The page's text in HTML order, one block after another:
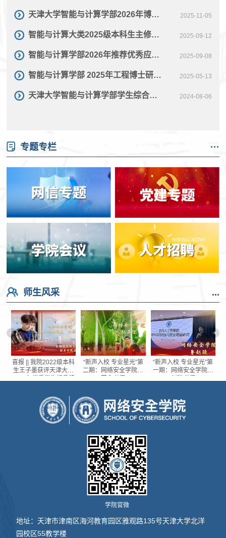
天津大学智能与计算学部2026年博士研究生招生办法 2025-11-05
智能与计算大类2025级本科生主修专业确认实施细则 2025-09-12
智能与计算学部2026年推荐优秀应届本科毕业生 免试攻读研究生实施细则 2025-09-08
智能与计算学部 2025年工程博士研究生招生综合考核办法 2025-05-13
天津大学智能与计算学部学生综合素质测评细则（试行） 2024-08-06
专题专栏 ···
师生风采 ...
喜报 || 我院2022级本科
生王子墨获评天津大学
“新声入校 专业星光”第
二期：网络安全学院赵
“新声入校 专业星光”第
一期：网络安全学院鲁
学院官微
地址：天津市津南区海河教育园区雅观路135号天津大学北洋
园校区55教学楼